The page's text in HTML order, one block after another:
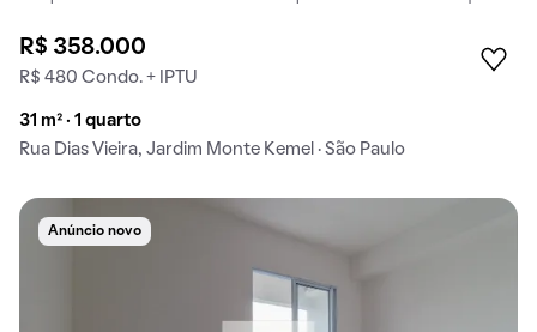
R$ 358.000
R$ 480 Condo. + IPTU
31 m² · 1 quarto
Rua Dias Vieira, Jardim Monte Kemel · São Paulo
Anúncio novo